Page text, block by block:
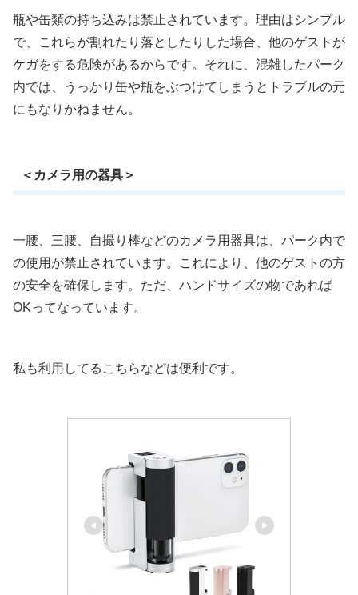
瓶や缶類の持ち込みは禁止されています。理由はシンプル
で、これらが割れたり落としたりした場合、他のゲストが
ケガをする危険があるからです。それに、混雑したパーク
内では、うっかり缶や瓶をぶつけてしまうとトラブルの元
にもなりかねません。
＜カメラ用の器具＞
一腰、三腰、自撮り棒などのカメラ用器具は、パーク内で
の使用が禁止されています。これにより、他のゲストの方
の安全を確保します。ただ、ハンドサイズの物であれば
OKってなっています。
私も利用してるこちらなどは便利です。